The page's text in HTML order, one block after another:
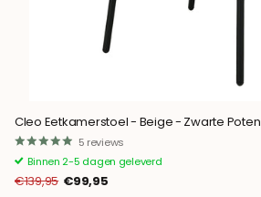
Cleo Eetkamerstoel - Beige - Zwarte Poten
5 reviews
Binnen 2-5 dagen geleverd
€139,95 €99,95